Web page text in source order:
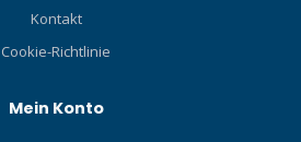
Kontakt
Cookie-Richtlinie
Mein Konto